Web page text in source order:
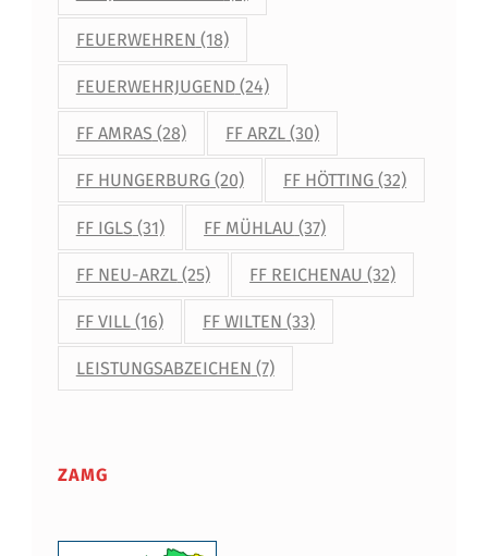
FEUERWEHREN (18)
FEUERWEHRJUGEND(24)
FF AMRAS (28) FF ARZL (30)
FF HUNGERBURG(20) FF HÖTTING (32)
FF IGLS (31) FF MÜHLAU (37)
FF NEU-ARZL(25) FF REICHENAU (32)
FF VILL(16) FF WILTEN (33)
LEISTUNGSABZEICHEN (7)
ZAMG